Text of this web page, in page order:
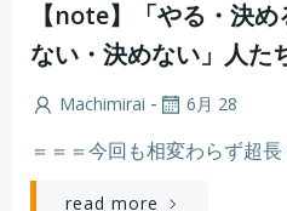
【note】「やる・決
ない・決めない」人た
Machimirai - 6月 28
＝＝＝今回も相変わらず超
read more